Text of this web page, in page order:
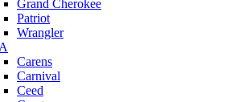
Grand Cherokee
Patriot
Wrangler
Carens
Carnival
Ceed